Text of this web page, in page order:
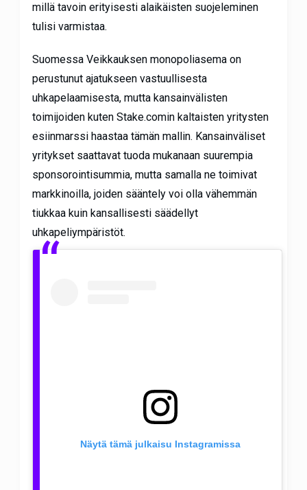
millä tavoin erityisesti alaikäisten suojeleminen
tulisi varmistaa.
Suomessa Veikkauksen monopoliasema on
perustunut ajatukseen vastuullisesta
uhkapelaamisesta, mutta kansainvälisten
toimijoiden kuten Stake.comin kaltaisten yritysten
esiinmarssi haastaa tämän mallin. Kansainväliset
yritykset saattavat tuoda mukanaan suurempia
sponsorointisummia, mutta samalla ne toimivat
markkinoilla, joiden sääntely voi olla vähemmän
tiukkaa kuin kansallisesti säädellyt
uhkapeliympäristöt.
Näytä tämä julkaisu Instagramissa